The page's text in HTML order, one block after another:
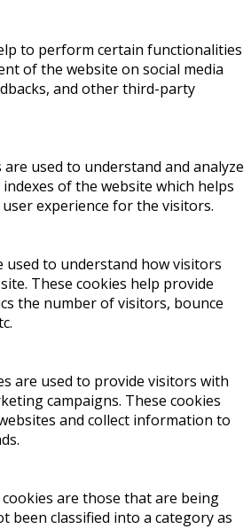
to perform certain functionalities
of the website on social media
and other third-party
used to understand and analyze
of the website which helps
experience for the visitors.
used to understand how visitors
These cookies help provide
the number of visitors, bounce
are used to provide visitors with
campaigns. These cookies
and collect information to
are those that are being
been classified into a category as